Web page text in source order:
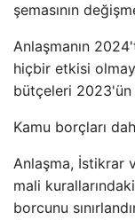
şemasının
Anlaşmanın
hiçbir etkisi
bütçeleri 2023'ün
Kamu borçları
Anlaşma, İstikrar
mali
borcunu